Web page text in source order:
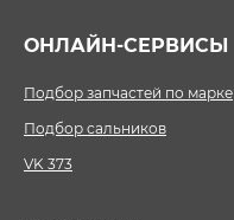
ОНЛАЙН-СЕРВИСЫ
Подбор запчастей по марке
Подбор сальников
VK 373